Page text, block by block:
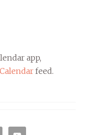
app,
feed.